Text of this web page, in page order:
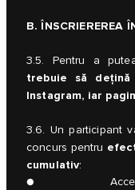
B. ÎNSCRIEREREA
3.5. Pentru a
trebuie să
Instagram, iar
3.6. Un participant
concurs pentru
cumulativ:
●